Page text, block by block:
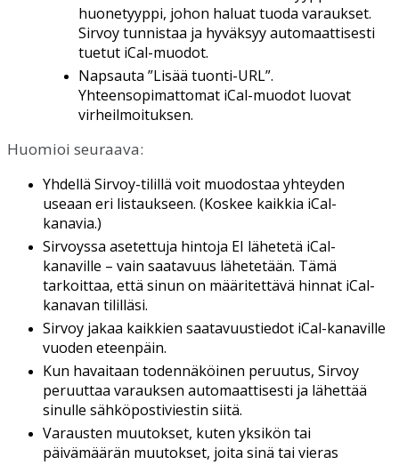
huonetyyppi, johon haluattuoda varaukset.
Sirvoytunnistaa ja hyväksyyautomaattisesti
tuetut iCal-muodot.
Napsauta ”Lisää tuonti-URL”.
Yhteensopimattomat iCal-muodot luovat
virheilmoituksen.
Huomioi seuraava:
Yhdellä Sirvoy-tilillä voit muodostaa yhteyden
useaan eri listaukseen. (Koskee kaikkia iCal-
kanavia.)
Sirvoyssa asetettuja hintoja EI lähetetä iCal-
kanaville – vain saatavuus lähetetään. Tämä
tarkoittaa, että sinun on määritettävä hinnat iCal-
kanavan tililläsi.
Sirvoy jakaa kaikkien saatavuustiedot iCal-kanaville
vuoden eteenpäin.
Kun havaitaan todennäköinen peruutus, Sirvoy
peruuttaa varauksen automaattisesti ja lähettää
sinulle sähköpostiviestin siitä.
Varausten muutokset, kuten yksikön tai
päivämäärän muutokset, joita sinä tai vieras